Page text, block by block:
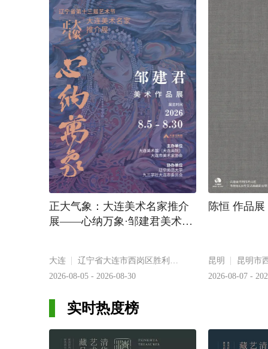
正大气象：大连美术名家推介
展——心纳万象·邹建君美术作
大连
辽宁省大连市西岗区胜利街35号
2026-08-05 - 2026-08-30
陈恒 作品展
昆明
2026-08-07 -
实时热度榜